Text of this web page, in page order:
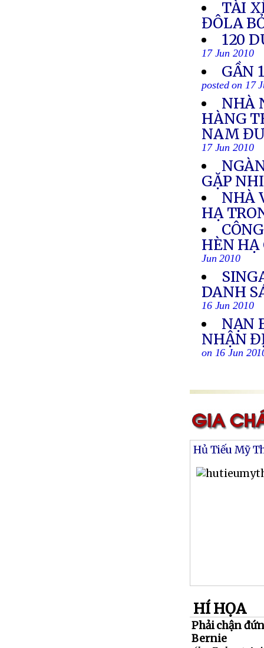
TÀI
ĐÔLA
120
17 Jun 2010
GẦN
posted on 17
NHÀ
HÀNG
NAM
17 Jun 2010
GẶP
NHÀ
HẠ
HÈN
Jun 2010
DANH
16 Jun 2010
NẠN
NHẬN
on 16 Jun
Hủ Tiếu Mỹ
HÍ HỌA
Phải chận
Bernie